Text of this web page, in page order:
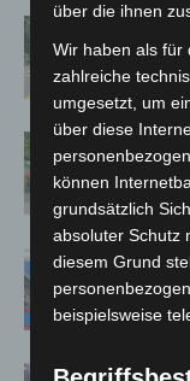
A7
über die ihnen
Wir haben als für
zahlreiche
umgesetzt, um
über diese
können
grundsätzlich
absoluter Schutz
diesem Grund
beispielsweise